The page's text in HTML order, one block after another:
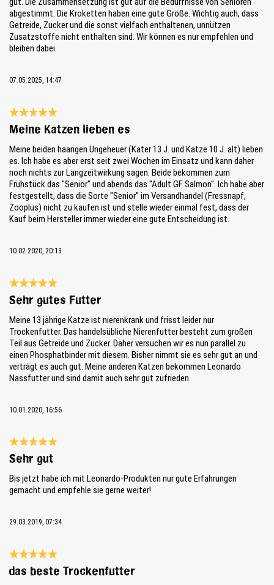
abgestimmt. Die Kroketten haben eine gute Größe. Wichtig auch, dass
Getreide, Zucker und die sonst vielfach enthaltenen, unnützen
Zusatzstoffe nicht enthalten sind. Wir können es nur empfehlen und
bleiben dabei.
07.05.2025, 14:47
Reseña con calificación de 5 de 5 estrellas
Meine Katzen lieben es
Meine beiden haarigen Ungeheuer (Kater 13 J. und Katze 10 J. alt) lieben
es. Ich habe es aber erst seit zwei Wochen im Einsatz und kann daher
noch nichts zur Langzeitwirkung sagen. Beide bekommen zum
Frühstück das "Senior" und abends das "Adult GF Salmon". Ich habe aber
festgestellt, dass die Sorte "Senior" im Versandhandel (Fressnapf,
Zooplus) nicht zu kaufen ist und stelle wieder einmal fest, dass der
Kauf beim Hersteller immer wieder eine gute Entscheidung ist.
10.02.2020, 20:13
Reseña con calificación de 5 de 5 estrellas
Sehr gutes Futter
Meine 13 jährige Katze ist nierenkrank und frisst leider nur
Trockenfutter. Das handelsübliche Nierenfutter besteht zum großen
Teil aus Getreide und Zucker. Daher versuchen wir es nun parallel zu
einen Phosphatbinder mit diesem. Bisher nimmt sie es sehr gut an und
verträgt es auch gut. Meine anderen Katzen bekommen Leonardo
Nassfutter und sind damit auch sehr gut zufrieden.
10.01.2020, 16:56
Reseña con calificación de 5 de 5 estrellas
Sehr gut
Bis jetzt habe ich mit Leonardo-Produkten nur gute Erfahrungen
gemacht und empfehle sie gerne weiter!
29.03.2019, 07:34
Reseña con calificación de 5 de 5 estrellas
das beste Trockenfutter